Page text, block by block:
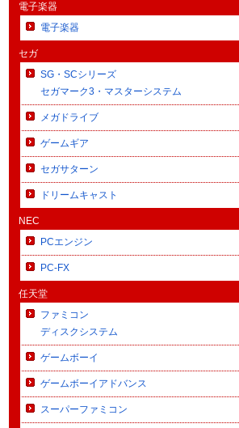
電子楽器
電子楽器
セガ
SG・SCシリーズ
セガマーク3・マスターシステム
メガドライブ
ゲームギア
セガサターン
ドリームキャスト
NEC
PCエンジン
PC-FX
任天堂
ファミコン
ディスクシステム
ゲームボーイ
ゲームボーイアドバンス
スーパーファミコン